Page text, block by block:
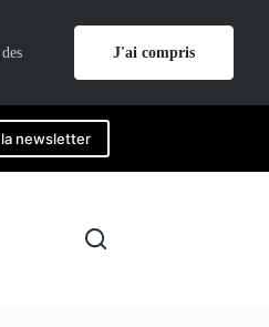
newsletter
J'ai compris